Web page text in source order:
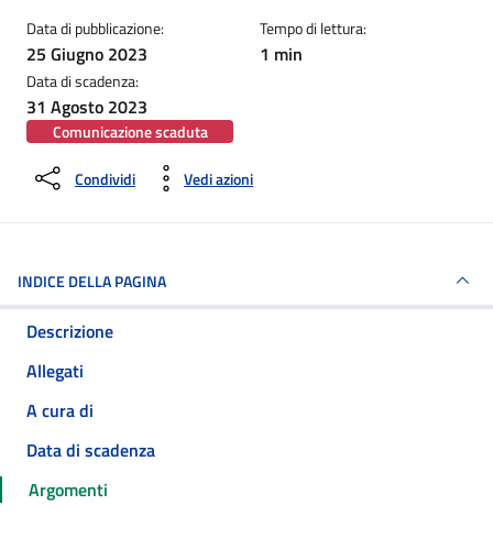
Data di pubblicazione:
25 Giugno 2023
Data di scadenza:
31 Agosto 2023
Comunicazione scaduta
Tempo di lettura:
1 min
Condividi Vedi azioni
INDICE DELLA PAGINA
Descrizione
Allegati
A cura di
Data di scadenza
Argomenti